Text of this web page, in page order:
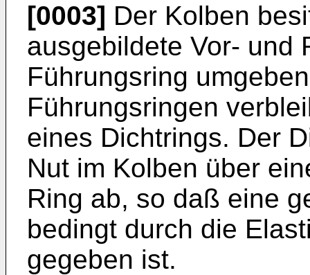
[0003] Der Kolben
ausgebildete Vor- und
Führungsring
Führungsringen
eines Dichtrings. Der
Nut im Kolben über
Ring ab, so daß eine
bedingt durch die
gegeben ist.